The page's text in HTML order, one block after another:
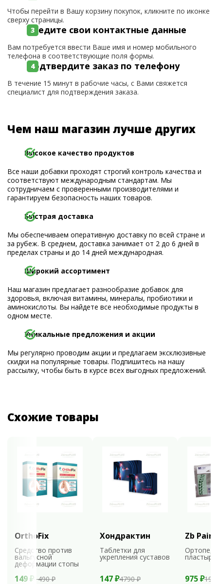
Чтобы перейти в Вашу корзину покупок, кликните по иконке
сверху страницы.
Введите свои контактные данные
Вам потребуется ввести Ваше имя и номер мобильного
телефона в соответствующие поля формы.
Подтвердите заказ по телефону
В течение 15 минут в рабочие часы, с Вами свяжется
специалист для подтверждения заказа.
Чем наш магазин лучше других
Высокое качество продуктов
Все наши добавки проходят строгий контроль качества и
соответствуют международным стандартам. Мы
сотрудничаем с проверенными производителями и
гарантируем безопасность наших товаров.
Быстрая доставка
Мы обеспечиваем оперативную доставку по всей стране и
за рубеж. В среднем, доставка занимает от 2 до 6 дней в
пределах страны и до 14 дней международная.
Широкий ассортимент
Наш магазин предлагает разнообразие добавок для
здоровья, включая витамины, минералы, пробиотики и
аминокислоты. Вы найдете все необходимые продукты в
одном месте.
Уникальные предложения и акции
Мы регулярно проводим акции и предлагаем эксклюзивные
скидки на популярные товары. Подпишитесь на нашу
рассылку, чтобы быть в курсе всех выгодных предложений.
Схожие товары
OrthoFix
Средство против
вальгусной
деформации стопы
149 ₽ 1490 ₽
Хондрактин
Таблетки для
укрепления суставов
147 ₽4790 ₽
Zb Pain
пластыри
975 ₽